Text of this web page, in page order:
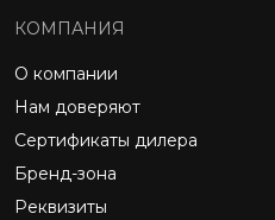
КОМПАНИЯ
О компании
Нам доверяют
Сертификаты дилера
Бренд-зона
Реквизиты